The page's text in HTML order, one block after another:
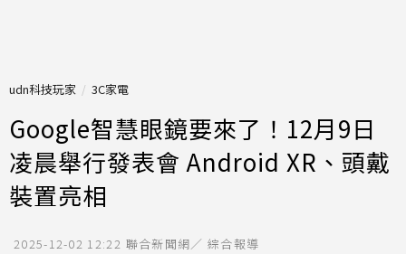
udn科技玩家 3C家電
Google智慧眼鏡要來了！12月9日
凌晨舉行發表會 Android XR、頭戴
裝置亮相
2025-12-02 12:22 聯合新聞網／ 綜合報導